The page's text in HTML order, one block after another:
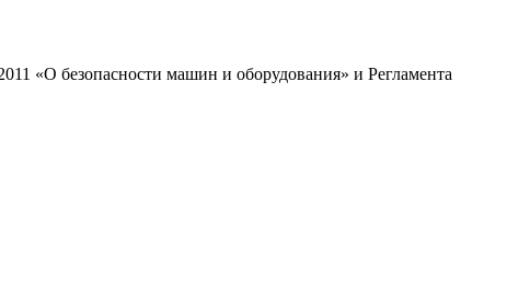
«О безопасности машин и оборудования» и Регламента